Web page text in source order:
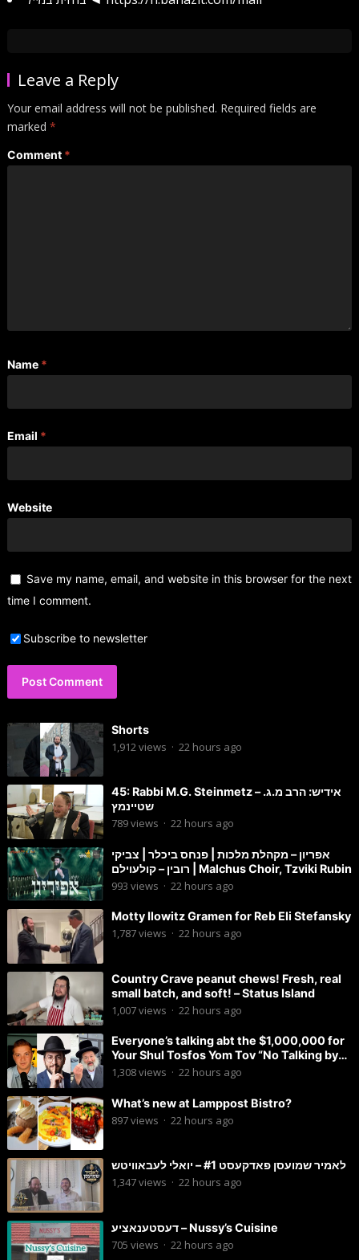
Leave a Reply
Your email address will not be published. Required fields are
marked *
Comment *
Name *
Email *
Website
Save my name, email, and website in this browser for the next
time I comment.
Subscribe to newsletter
Shorts
1,912views · 22 hours ago
45: Rabbi M.G. Steinmetz – אידיש: הרב מ.ג.
שטיינמץ
789views · 22 hours ago
אפריון – מקהלת מלכות | פנחס ביכלר | צביקי
רובין – קולעוילם | Malchus Choir, Tzviki Rubin
993 views · 22 hours ago
Motty Ilowitz Gramen for Reb Eli Stefansky
1,787views · 22 hours ago
Country Crave peanut chews! Fresh, real
small batch, and soft! – Status Island
1,007views · 22 hours ago
Everyone’s talking abt the $1,000,000 for
Your Shul Tosfos Yom Tov “No Talking by
Davening” movement
1,308views · 22 hours ago
What’s new at Lamppost Bistro?
897views · 22 hours ago
לאמיר שמועסן פאדקעסט #1 – יואלי לעבאוויטש
1,347views · 22 hours ago
דעסטענאציע – Nussy’s Cuisine
705 views · 22 hours ago